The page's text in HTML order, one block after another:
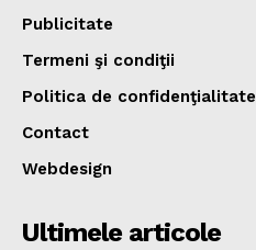
Publicitate
Termeni şi condiţii
Politica de confidenţialitate
Contact
Webdesign
Ultimele articole